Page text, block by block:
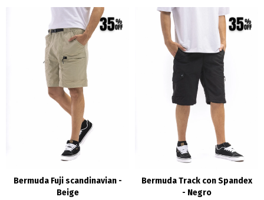
Bermuda Fuji scandinavian -
Beige
Bermuda Track con Spandex
- Negro